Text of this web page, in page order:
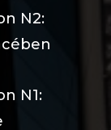
N2:
N1: